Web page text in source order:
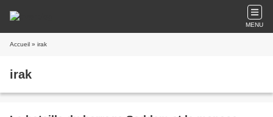
MENU
Accueil » irak
irak